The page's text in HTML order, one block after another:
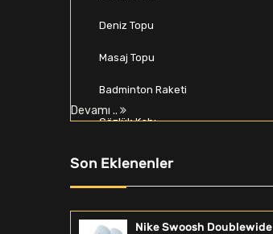
Deniz Topu
Masaj Topu
Badminton Raketi
Gözlük Kabı
Spor Softshell & Polar
Zıplama Kutusu
Devamı ..
Son Eklenenler
Nike Swoosh Doublewide